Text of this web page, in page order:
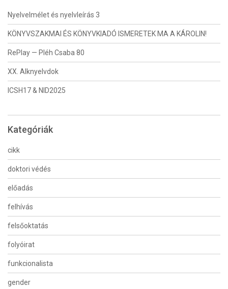
Nyelvelmélet és nyelvleírás 3
KÖNYVSZAKMAI ÉS KÖNYVKIADÓ ISMERETEK MA A KÁROLIN!
RePlay — Pléh Csaba 80
XX. Alknyelvdok
ICSH17 & NID2025
Kategóriák
cikk
doktori védés
előadás
felhívás
felsőoktatás
folyóirat
funkcionalista
gender